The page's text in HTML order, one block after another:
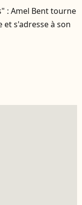
: Amel Bent tourne
s'adresse à son